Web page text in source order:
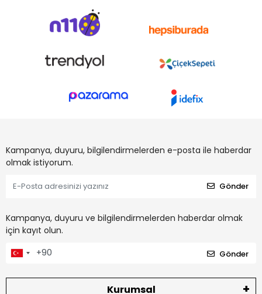
Kampanya, duyuru, bilgilendirmelerden e-posta ile haberdar
olmak istiyorum.
Gönder
Kampanya, duyuru ve bilgilendirmelerden haberdar olmak
için kayıt olun.
Gönder
Kurumsal